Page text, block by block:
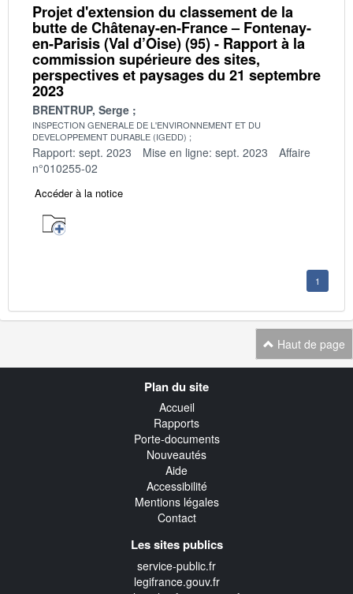
Projet d'extension du classement de la
butte de Châtenay-en-France – Fontenay-
en-Parisis (Val d’Oise) (95) - Rapport à la
commission supérieure des sites,
perspectives et paysages du 21 septembre
2023
BRENTRUP, Serge
INSPECTION GENERALE DE L'ENVIRONNEMENT ET DU
DEVELOPPEMENT DURABLE (IGEDD)
Rapport: sept. 2023 Mise en ligne: sept. 2023
Affaire
n°010255-02
Accéder à la notice
1
Haut de page
Plan du site
Accueil
Rapports
Porte-documents
Nouveautés
Aide
Accessibilité
Mentions légales
Contact
Les sites publics
service-public.fr
legifrance.gouv.fr